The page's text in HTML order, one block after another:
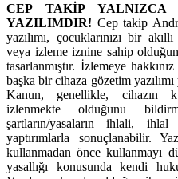
CEP TAKİP
YAZILIMDIR! Cep takip
yazılımı, çocuklarınızı bir
veya izleme iznine sahip
tasarlanmıştır. İzlemeye
başka bir cihaza gözetim
Kanun, genellikle, cihazın
izlenmekte olduğunu
şartların/yasaların ihlali,
yaptırımlarla sonuçlanabilir.
kullanmadan önce kullanmayı
yasallığı konusunda kendi